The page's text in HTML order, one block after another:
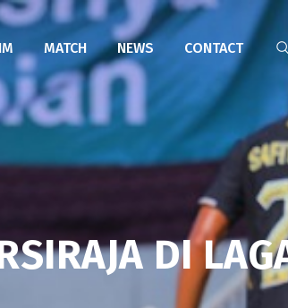
MATCH NEWS CONTACT
DI